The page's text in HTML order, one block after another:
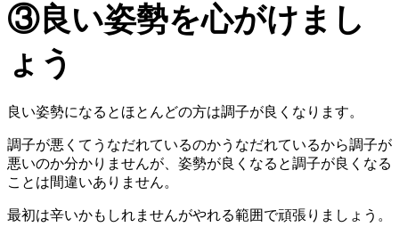
③良い姿勢を心がけまし
ょう
良い姿勢になるとほとんどの方は調子が良くなります。
調子が悪くてうなだれているのかうなだれているから調子が
悪いのか分かりませんが、姿勢が良くなると調子が良くなる
ことは間違いありません。
最初は辛いかもしれませんがやれる範囲で頑張りましょう。